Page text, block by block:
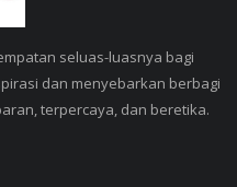
seluas-luasnya bagi
dan menyebarkan berbagi
terpercaya, dan beretika.